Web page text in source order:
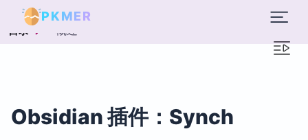
PKMER
目录 概述
Obsidian 插件：Synch